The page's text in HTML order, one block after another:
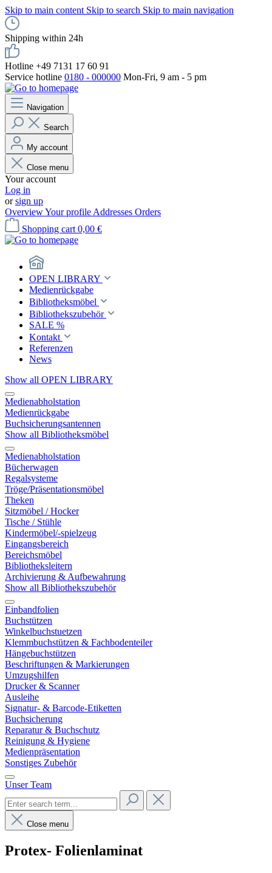
Skip to main content Skip to search Skip to main navigation
Shipping within 24h
Hotline +49 7131 17 60 91
Service hotline 0180 - 000000 Mon-Fri, 9 am - 5 pm
Navigation
Search
My account
Close menu
Your account
Log in
orsign up
OverviewYour profile Addresses Orders
Shopping cart 0,00 €
OPEN LIBRARY
Medienrückgabe
Bibliotheksmöbel
Bibliothekszubehör
SALE %
Kontakt
Referenzen
News
Show all OPEN LIBRARY
Medienabholstation
Medienrückgabe
Buchsicherungsantennen
Show all Bibliotheksmöbel
Medienabholstation
Bücherwagen
Regalsysteme
Tröge/Präsentationsmöbel
Theken
Sitzmöbel / Hocker
Tische / Stühle
Kindermöbel/-spielzeug
Eingangsbereich
Bereichsmöbel
Bibliotheksleitern
Archivierung & Aufbewahrung
Show all Bibliothekszubehör
Einbandfolien
Buchstützen
Winkelbuchstuetzen
Klemmbuchstützen & Fachbodenteiler
Hängebuchstützen
Beschriftungen & Markierungen
Umzugshilfen
Drucker & Scanner
Ausleihe
Signatur- & Barcode-Etiketten
Buchsicherung
Reparatur & Buchschutz
Reinigung & Hygiene
Medienpräsentation
Sonstiges Zubehör
Unser Team
Close menu
Protex- Folienlaminat